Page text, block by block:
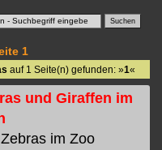
1
auf 1 Seite(n) gefunden: »1«
und Giraffen im
im Zoo